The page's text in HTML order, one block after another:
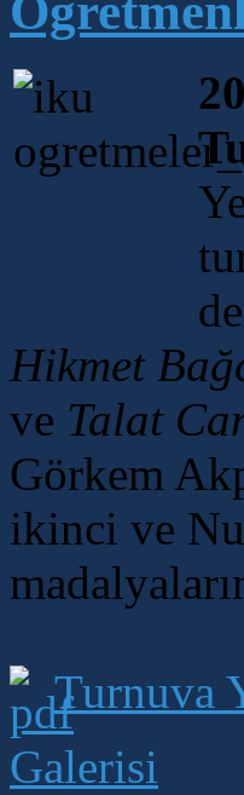
Hikmet
ve Talat
Görkem
ikinci ve
Turnuva
Galerisi